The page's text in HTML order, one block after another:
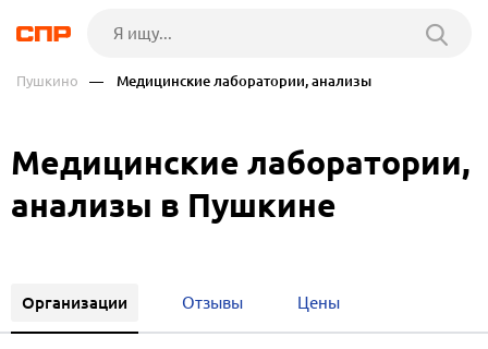
Пушкино — Медицинские лаборатории, анализы
Медицинские лаборатории,
анализы в Пушкине
Организации Отзывы Цены